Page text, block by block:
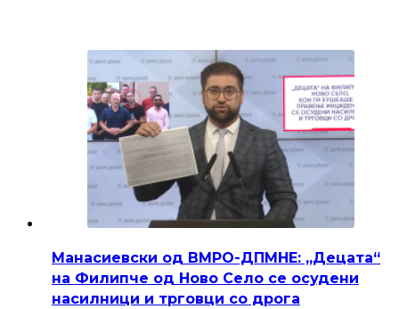
Манасиевски од ВМРО-ДПМНЕ: „Децата“
на Филипче од Ново Село се осудени
насилници и трговци со дрога